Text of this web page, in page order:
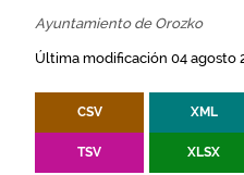
Ayuntamiento de Orozko
Última modificación 04 agosto
CSV XML
TSV XLSX